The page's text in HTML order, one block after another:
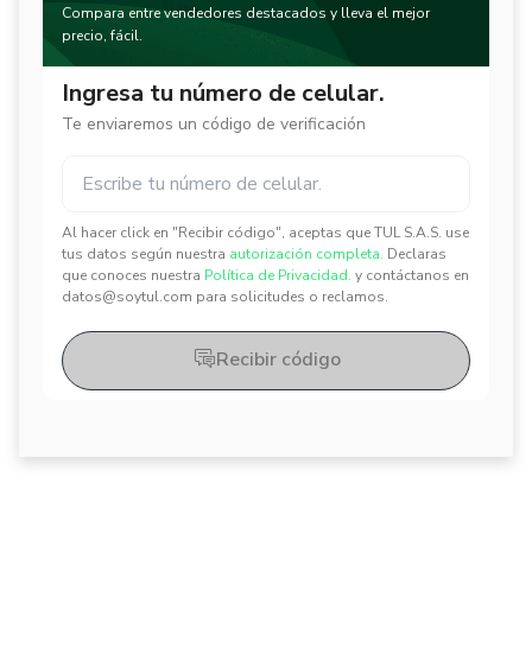
Compara entre vendedores destacados y lleva el mejor
precio, fácil.
Ingresa tu número de celular.
Te enviaremos un código de verificación
Al hacer click en "Recibir código", aceptas que TUL S.A.S. use
tus datos según nuestra autorización completa. Declaras
que conoces nuestra Política de Privacidad. y contáctanos en
datos@soytul.com para solicitudes o reclamos.
✕
✕
Recibir código